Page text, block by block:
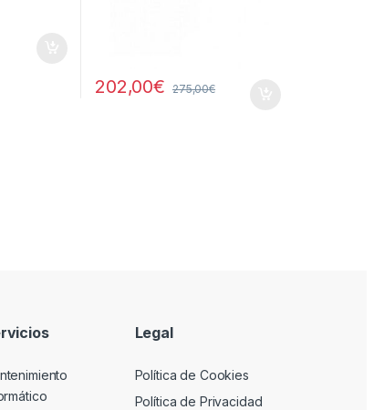
202,00€ 275,00€
Legal
Política de Cookies
Política de Privacidad